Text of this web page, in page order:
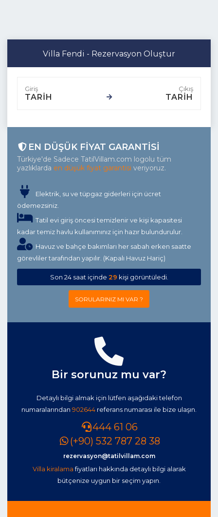
Villa Fendi - Rezervasyon Oluştur
TARİH TARİH
EN DÜŞÜK FIYAT GARANTISI
Türkiye'de Sadece TatilVillam.com logolu tüm
yazlıklarda en düşük fiyat garantisi veriyoruz.
Elektrik, su ve tüpgaz giderleri için ücret
ödemezsiniz.
Tatil evi giriş öncesi temizlenir ve kişi kapasitesi
kadar temiz havlu kullanımınız için hazır bulundurulur.
Havuz ve bahçe bakımları her sabah erken saatte
görevliler tarafından yapılır. (Kapalı Havuz Hariç)
Son 24 saat içinde 29 kişi görüntüledi.
SORULARINIZ MI VAR ?
Bir sorunuz mu var?
Detaylı bilgi almak için lütfen aşağıdaki telefon
numaralarından 902644 referans numarası ile bize ulaşın.
444 61 06
(+90) 532 787 28 38
rezervasyon@tatilvillam.com
Villa kiralamafiyatları hakkında detaylı bilgi alarak
bütçenize uygun bir seçim yapın.